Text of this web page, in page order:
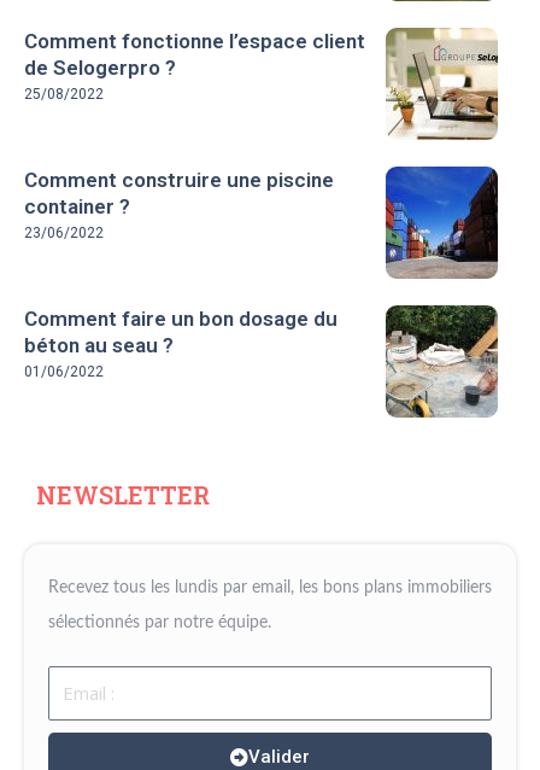
Comment fonctionne l’espace client
de Selogerpro ?
25/08/2022
Comment construire une piscine
container ?
23/06/2022
Comment faire un bon dosage du
béton au seau ?
01/06/2022
NEWSLETTER
Recevez tous les lundis par email, les bons plans immobiliers
sélectionnés par notre équipe.
Email
Valider